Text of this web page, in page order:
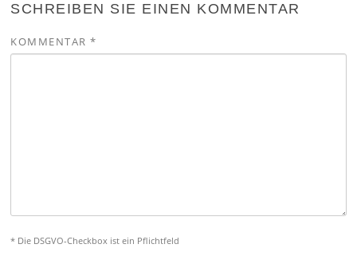
SCHREIBEN SIE EINEN KOMMENTAR
KOMMENTAR*
* Die DSGVO-Checkbox ist ein Pflichtfeld